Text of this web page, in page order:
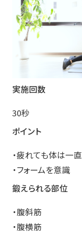
実施回数
30秒
ポイント
・疲れても体は一
・フォームを意識
鍛えられる部位
・腹斜筋
・腹横筋